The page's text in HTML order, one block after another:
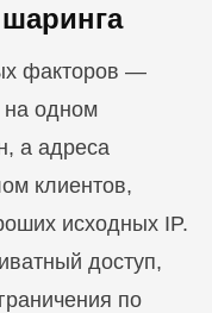
факторов —
на одном
а адреса
клиентов,
исходных IP.
доступ,
по